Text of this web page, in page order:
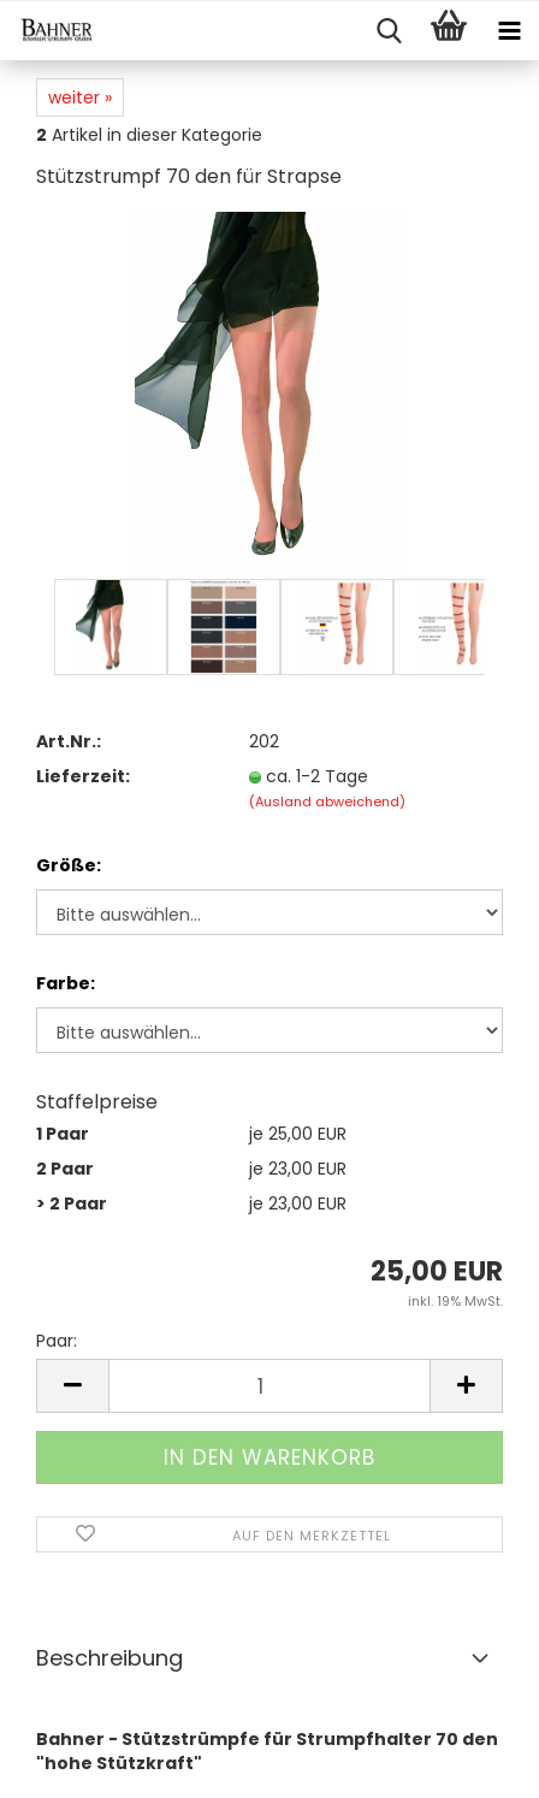
weiter »
2 Artikel in dieser Kategorie
Stütz­strumpf 70 den für Strap­se
Art.Nr.:
202
Lieferzeit:
ca. 1-2 Tage
(Ausland abweichend)
Größe:
Farbe:
Staffelpreise
1 Paar
je 25,00 EUR
2 Paar
je 23,00 EUR
> 2 Paar
je 23,00 EUR
25,00 EUR
inkl. 19% MwSt.
Paar:
AUF DEN MERKZETTEL
Beschreibung
Bahner - Stützstrümpfe für Strumpfhalter 70 den
"hohe Stützkraft"